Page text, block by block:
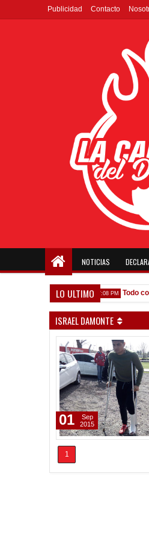
Publicidad Contacto
NOTICIAS
LO ULTIMO
gente nueva" 7:08 PM Todo
ISRAEL DAMONTE
01
Sep
2015
1